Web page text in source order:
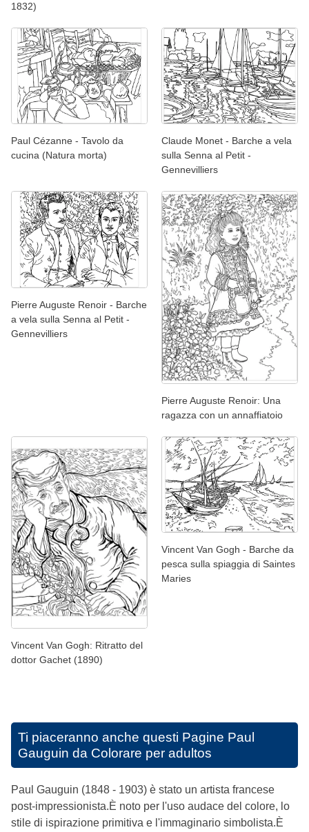
1832)
Paul Cézanne - Tavolo da
cucina (Natura morta)
Claude Monet - Barche a vela
sulla Senna al Petit -
Gennevilliers
Pierre Auguste Renoir - Barche
a vela sulla Senna al Petit -
Gennevilliers
Pierre Auguste Renoir: Una
ragazza con un annaffiatoio
Vincent Van Gogh: Ritratto del
dottor Gachet (1890)
Vincent Van Gogh - Barche da
pesca sulla spiaggia di Saintes
Maries
Ti piaceranno anche questi Pagine Paul
Gauguin da Colorare per adultos
Paul Gauguin (1848 - 1903) è stato un artista francese
post-impressionista.È noto per l'uso audace del colore, lo
stile di ispirazione primitiva e l'immaginario simbolista.È